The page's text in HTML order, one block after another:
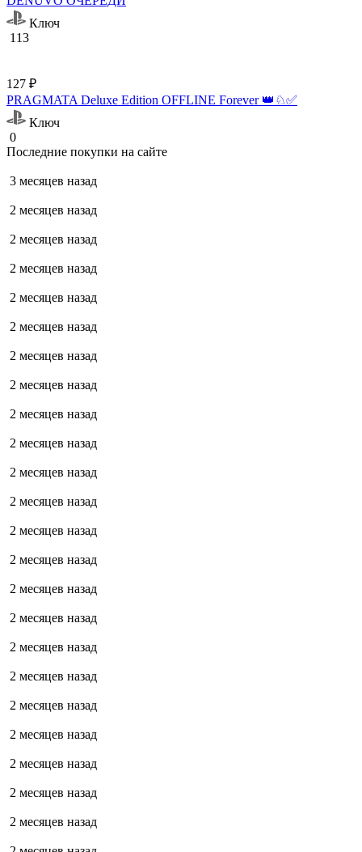
Ключ
113
127 ₽
PRAGMATA Deluxe Edition OFFLINE Forever 👑♘✅
Ключ
0
Последние покупки на сайте
3 месяцев назад
2 месяцев назад
2 месяцев назад
2 месяцев назад
2 месяцев назад
2 месяцев назад
2 месяцев назад
2 месяцев назад
2 месяцев назад
2 месяцев назад
2 месяцев назад
2 месяцев назад
2 месяцев назад
2 месяцев назад
2 месяцев назад
2 месяцев назад
2 месяцев назад
2 месяцев назад
2 месяцев назад
2 месяцев назад
2 месяцев назад
2 месяцев назад
2 месяцев назад